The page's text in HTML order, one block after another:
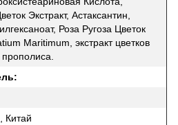
Экстракт, Астаксантин,
Роза Ругоза Цветок
Maritimum, экстракт цветков
Китай